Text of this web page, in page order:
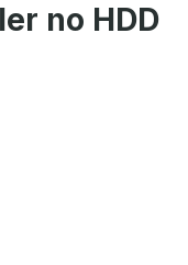
no HDD